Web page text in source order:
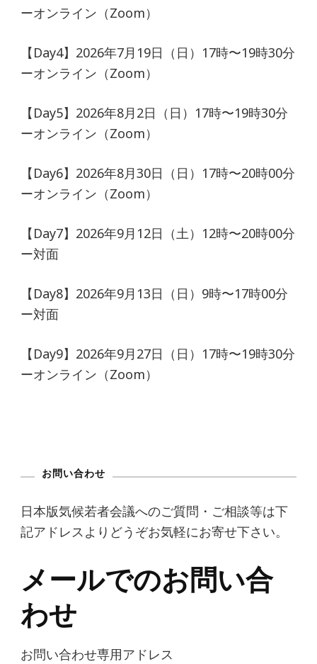
ーオンライン（Zoom）
【Day4】2026年7月19日（日）17時〜19時30分
ーオンライン（Zoom）
【Day5】2026年8月2日（日）17時〜19時30分
ーオンライン（Zoom）
【Day6】2026年8月30日（日）17時〜20時00分
ーオンライン（Zoom）
【Day7】2026年9月12日（土）12時〜20時00分
ー対面
【Day8】2026年9月13日（日）9時〜17時00分
ー対面
【Day9】2026年9月27日（日）17時〜19時30分
ーオンライン（Zoom）
お問い合わせ
日本版気候若者会議へのご質問・ご相談等は下
記アドレスよりどうぞお気軽にお寄せ下さい。
メールでのお問い合
わせ
お問い合わせ専用アドレス